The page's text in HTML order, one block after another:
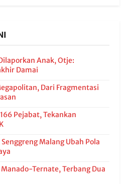
Anak, Otje:
Damai
Dari Fragmentasi
Pejabat, Tekankan
Malang Ubah Pola
Ternate, Terbang Dua